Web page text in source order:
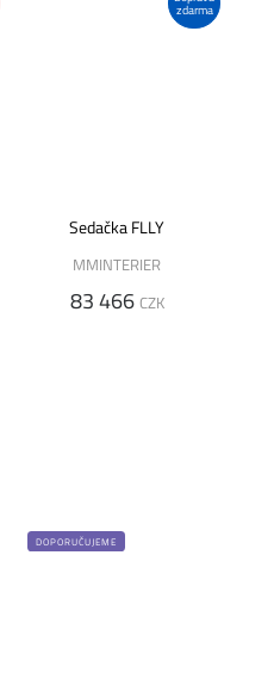
zdarma
Sedačka FLLY
MMINTERIER
83 466 CZK
DOPORUČUJEME